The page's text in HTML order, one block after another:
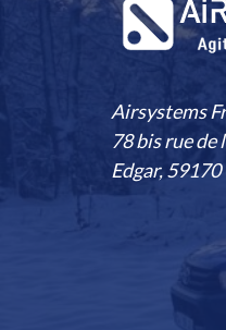
Airsystems
78 bis rue de
Edgar,